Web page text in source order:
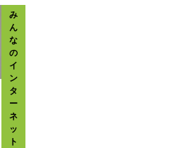
み
ん
な
の
イ
ン
タ
ー
ネ
ッ
ト